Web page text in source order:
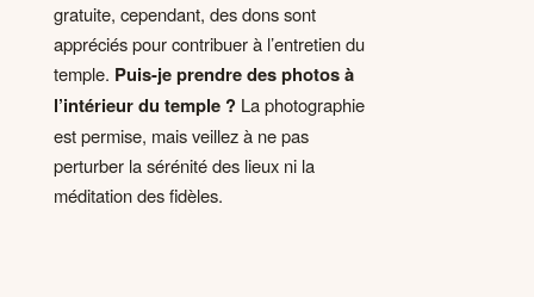
gratuite, cependant, des dons sont
appréciés pour contribuer à l’entretien du
temple. Puis-je prendre des photos à
l’intérieur du temple ? La photographie
est permise, mais veillez à ne pas
perturber la sérénité des lieux ni la
méditation des fidèles.